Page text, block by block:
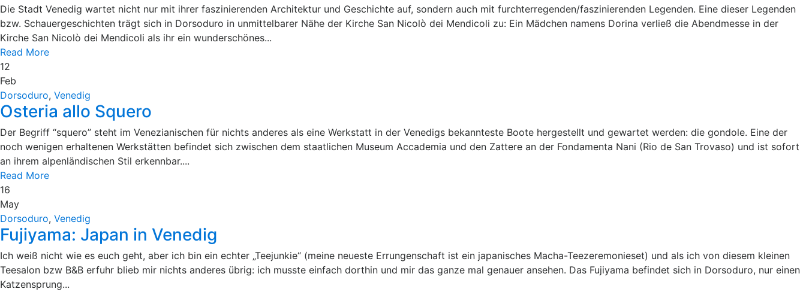
Die Stadt Venedig wartet nicht nur mit ihrer faszinierenden Architektur und Geschichte auf, sondern auch mit furchterregenden/faszinierenden Legenden. Eine dieser Legenden
bzw. Schauergeschichten trägt sich in Dorsoduro in unmittelbarer Nähe der Kirche San Nicolò dei Mendicoli zu: Ein Mädchen namens Dorina verließ die Abendmesse in der
Kirche San Nicolò dei Mendicoli als ihr ein wunderschönes...
Read More
12
Feb
Dorsoduro, Venedig
Osteria allo Squero
Der Begriff “squero” steht im Venezianischen für nichts anderes als eine Werkstatt in der Venedigs bekannteste Boote hergestellt und gewartet werden: die gondole. Eine der
noch wenigen erhaltenen Werkstätten befindet sich zwischen dem staatlichen Museum Accademia und den Zattere an der Fondamenta Nani (Rio de San Trovaso) und ist sofort
an ihrem alpenländischen Stil erkennbar....
Read More
16
May
Dorsoduro, Venedig
Fujiyama: Japan in Venedig
Ich weiß nicht wie es euch geht, aber ich bin ein echter „Teejunkie“ (meine neueste Errungenschaft ist ein japanisches Macha-Teezeremonieset) und als ich von diesem kleinen
Teesalon bzw B&B erfuhr blieb mir nichts anderes übrig: ich musste einfach dorthin und mir das ganze mal genauer ansehen. Das Fujiyama befindet sich in Dorsoduro, nur einen
Katzensprung...